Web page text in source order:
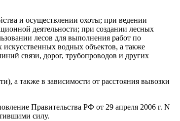
и осуществлении охоты; при ведении
деятельности; при создании лесных
лесов для выполнения работ по
водных объектов, а также
связи, дорог, трубопроводов и других
а также в зависимости от расстояния вывозки
Правительства РФ от 29 апреля 2006 г. N
силу.